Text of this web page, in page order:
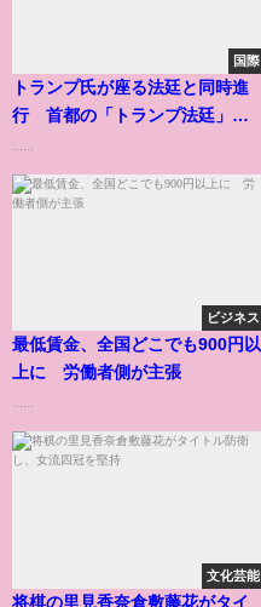
国際
トランプ氏が座る法廷と同時進
行 首都の「トランプ法廷」を
ビジネス
最低賃金、全国どこでも900円以
上に 労働者側が主張
......
文化芸能
将棋の里見香奈倉敷藤花がタイ